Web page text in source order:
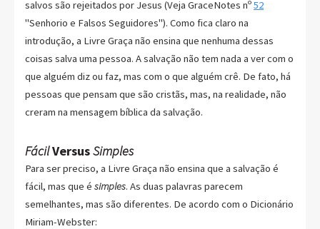
salvos são rejeitados por Jesus (Veja GraceNotes nº52
"Senhorio e Falsos Seguidores"). Como fica claro na
introdução, a Livre Graça não ensina que nenhuma dessas
coisas salva uma pessoa. A salvação não tem nada a ver com o
que alguém diz ou faz, mas com o que alguém crê. De fato, há
pessoas que pensam que são cristãs, mas, na realidade, não
creram na mensagem bíblica da salvação.
FácilVersusSimples
Para ser preciso, a Livre Graça não ensina que a salvação é
fácil, mas que é simples. As duas palavras parecem
semelhantes, mas são diferentes. De acordo com o Dicionário
Miriam-Webster: